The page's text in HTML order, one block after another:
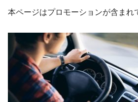
本ページはプロモーションが含まれ